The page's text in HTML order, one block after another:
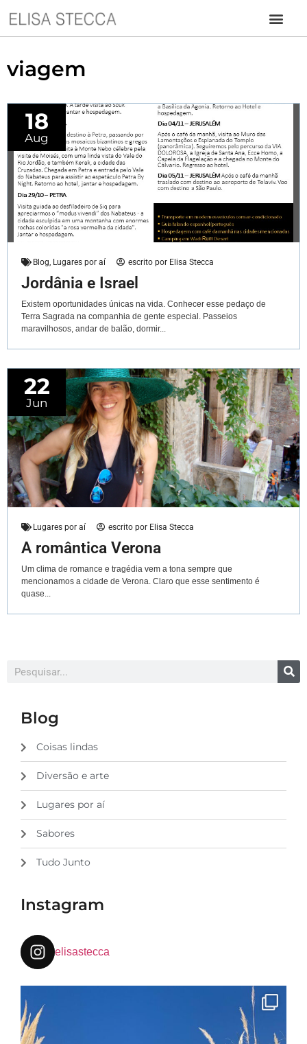
viagem
Blog Lugares por aí escrito por Elisa Stecca
Jordânia e Israel
Existem oportunidades únicas na vida. Conhecer esse pedaço de
Terra Sagrada na companhia de gente especial. Passeios
maravilhosos, andar de balão, dormir...
18
Aug
Lugares por aí escrito por Elisa Stecca
A romântica Verona
Um clima de romance e tragédia vem a tona sempre que
mencionamos a cidade de Verona. Claro que esse sentimento é
quase...
22
Jun
Blog
Coisas lindas
Diversão e arte
Lugares por aí
Sabores
Tudo Junto
Instagram
elisastecca